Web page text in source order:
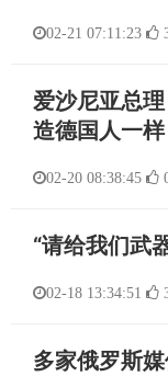
02-21 07:11:23
爱沙尼亚总
造德国人一
02-20 08:38:45
“请给我们武
02-18 13:34:51
多家俄罗斯